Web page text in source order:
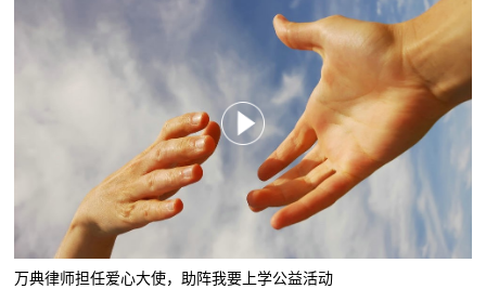
万典律师担任爱心大使，助阵我要上学公益活动